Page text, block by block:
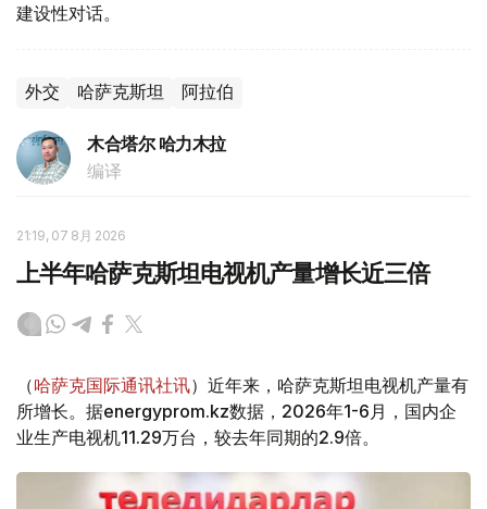
建设性对话。
外交 哈萨克斯坦 阿拉伯
木合塔尔 哈力木拉
编译
21:19, 07 8月 2026
上半年哈萨克斯坦电视机产量增长近三倍
（哈萨克国际通讯社讯）近年来，哈萨克斯坦电视机产量有
所增长。据energyprom.kz数据，2026年1-6月，国内企
业生产电视机11.29万台，较去年同期的2.9倍。